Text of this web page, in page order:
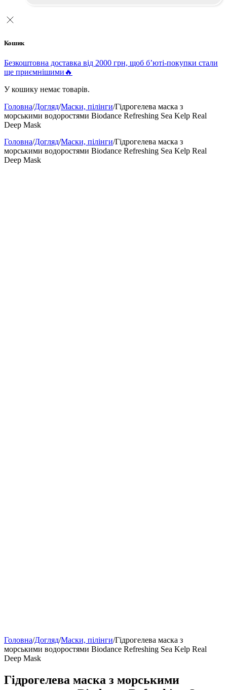
Кошик
Безкоштовна доставка від 2000 грн, щоб б’юті-покупки стали
ще приємнішими🔥
У кошику немає товарів.
Головна/Догляд/Маски, пілінги/Гідрогелева маска з
морськими водоростями Biodance Refreshing Sea Kelp Real
Deep Mask
Головна/Догляд/Маски, пілінги/Гідрогелева маска з
морськими водоростями Biodance Refreshing Sea Kelp Real
Deep Mask
Головна/Догляд/Маски, пілінги/Гідрогелева маска з
морськими водоростями Biodance Refreshing Sea Kelp Real
Deep Mask
Гідрогелева маска з морськими